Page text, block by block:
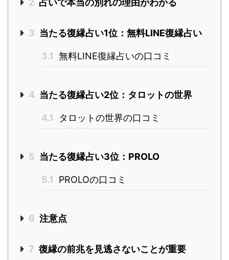
2 占いで本当の別れの理由がわかる
3 当たる復縁占い1位：無料LINE復縁占い
3.1 無料LINE復縁占いの口コミ
4 当たる復縁占い2位：タロットの世界
4.1 タロットの世界の口コミ
5 当たる復縁占い3位：PROLO
5.1 PROLOの口コミ
6 注意点
7 復縁の前兆を見逃さないことが重要